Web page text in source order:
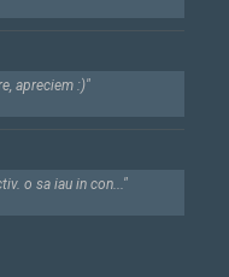
apreciem :)"
o sa iau in con..."